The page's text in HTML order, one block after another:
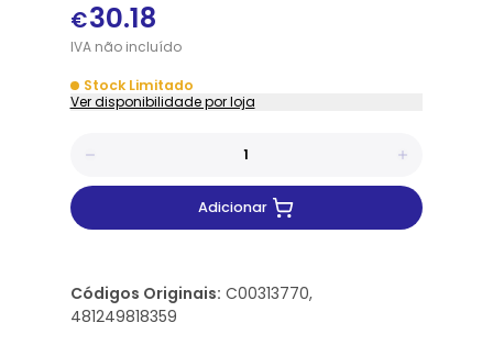
€30.18
IVAnãoincluído
Stock Limitado
Ver disponibilidade por loja
Adicionar
Códigos Originais: C00313770,
481249818359